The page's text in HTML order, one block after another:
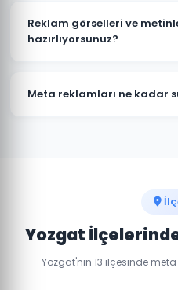
yöneticisinden yönetilir.
hangi platformda daha
Reklam görselleri ve
hazırlıyorsunuz?
reklam görselleri, video
Meta reklamları ne kadar
Yozgat
Yozgat'nın 13 ilçesinde